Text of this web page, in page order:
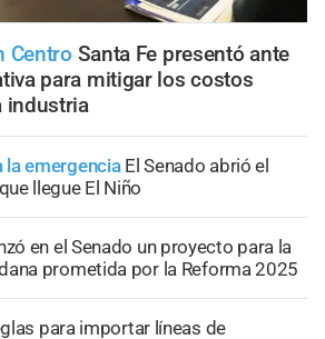
Centro Santa Fe presentó ante
para mitigar los costos
industria
la emergencia El Senado abrió el
llegue El Niño
en el Senado un proyecto para la
prometida por la Reforma 2025
para importar líneas de